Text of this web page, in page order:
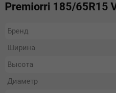
Premiorri 185/65R15
Бренд
Ширина
Высота
Диаметр